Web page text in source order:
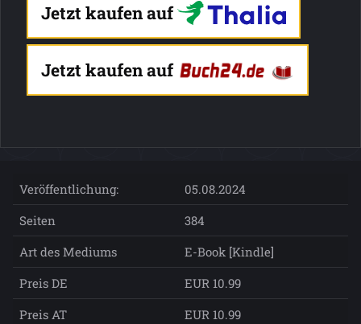
Jetzt kaufen auf
Jetzt kaufen auf
Veröffentlichung:
05.08.2024
Seiten
384
Art des Mediums
E-Book [Kindle]
Preis DE
EUR 10.99
Preis AT
EUR 10.99